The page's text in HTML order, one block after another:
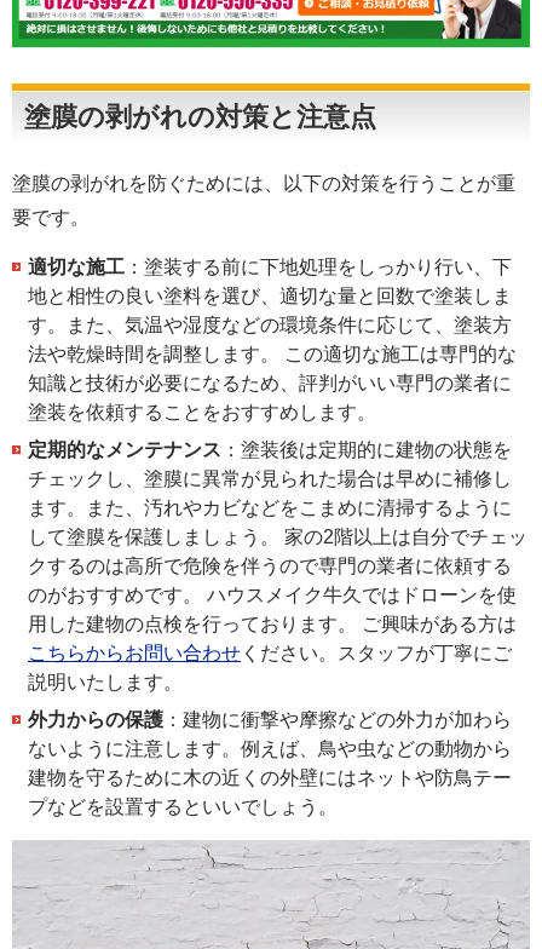
塗膜の剥がれの対策と注意点
塗膜の剥がれを防ぐためには、以下の対策を行うことが重
要です。
適切な施工 ：塗装する前に下地処理をしっかり行い、下
地と相性の良い塗料を選び、適切な量と回数で塗装しま
す。また、気温や湿度などの環境条件に応じて、塗装方
法や乾燥時間を調整します。 この適切な施工は専門的な
知識と技術が必要になるため、評判がいい専門の業者に
塗装を依頼することをおすすめします。
定期的なメンテナンス ：塗装後は定期的に建物の状態を
チェックし、塗膜に異常が見られた場合は早めに補修し
ます。また、汚れやカビなどをこまめに清掃するように
して塗膜を保護しましょう。 家の2階以上は自分でチェッ
クするのは高所で危険を伴うので専門の業者に依頼する
のがおすすめです。 ハウスメイク牛久ではドローンを使
用した建物の点検を行っております。 ご興味がある方は
こちらからお問い合わせ ください。スタッフが丁寧にご
説明いたします。
外力からの保護 ：建物に衝撃や摩擦などの外力が加わら
ないように注意します。例えば、鳥や虫などの動物から
建物を守るために木の近くの外壁にはネットや防鳥テー
プなどを設置するといいでしょう。